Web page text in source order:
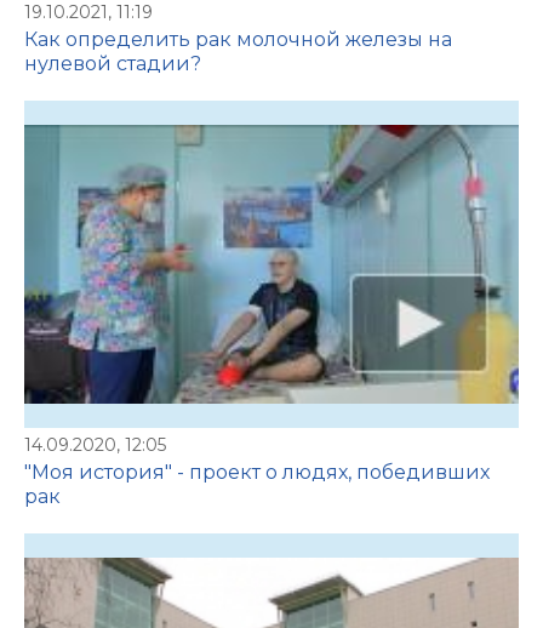
19.10.2021, 11:19
Как определить рак молочной железы на
нулевой стадии?
14.09.2020, 12:05
"Моя история" - проект о людях, победивших
рак